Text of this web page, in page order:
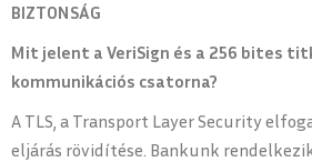
BIZTONSÁG
Mit jelent a VeriSign és a 256 bites
kommunikációs csatorna?
A TLS, a Transport Layer Security
eljárás rövidítése. Bankunk